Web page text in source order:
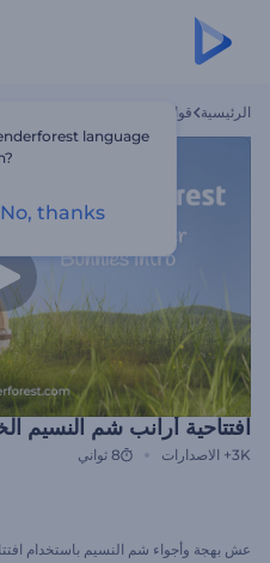
الرئيسية قوالب
افتتاحية أرانب شم النسيم
3K+ الاصدارات 8 ثواني
عش بهجة وأجواء شم النسيم باستخدام
language
No, thanks